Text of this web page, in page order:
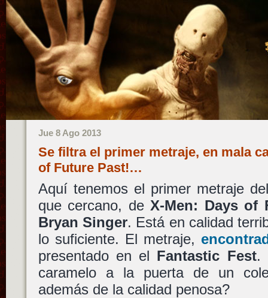
Jue 8 Ago 2013
Se filtra el primer metraje, en mala
of Future Past!…
Aquí tenemos el primer metraje
que cercano, de X-Men: Days of
Bryan Singer. Está en calidad
lo suficiente. El metraje,
presentado en el Fantastic Fest.
caramelo a la puerta de un
además de la calidad penosa?